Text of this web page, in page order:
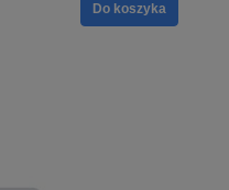
Do koszyka